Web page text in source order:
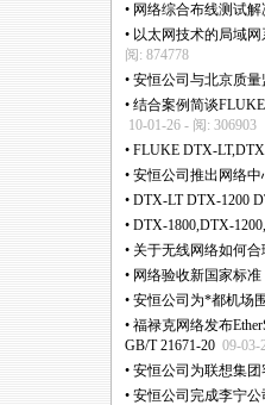
• 网络综合布线测试
• 以太网技术的局域
阅: 874778
• 安恒公司与北京质
• 结合案例简谈
10-01-26 - 阅: 306903
• FLUKE DTX-
• 安恒公司推出网络
• DTX-LT DTX-1200
• DTX-1800,DTX-
• 关于无线网络如何
• 网络验收新国家标准
• 安恒公司为*都机场
• 福禄克网络发布
GB/T 21671-20 09-03-
• 安恒公司为联想集
• 安恒公司完成李宁